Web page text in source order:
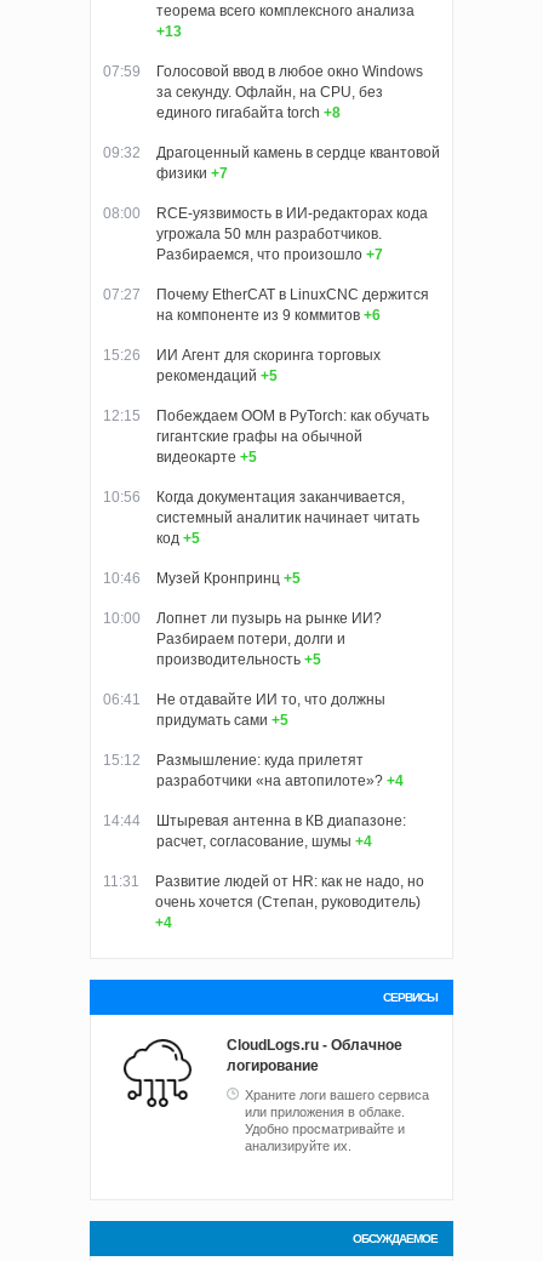
теорема всего комплексного анализа
+13
07:59
Голосовой ввод в любое окно Windows
за секунду. Офлайн, на CPU, без
единого гигабайта torch +8
09:32
Драгоценный камень в сердце квантовой
физики +7
08:00
RCE-уязвимость в ИИ-редакторах кода
угрожала 50 млн разработчиков.
Разбираемся, что произошло +7
07:27
Почему EtherCAT в LinuxCNC держится
на компоненте из 9 коммитов +6
15:26
ИИ Агент для скоринга торговых
рекомендаций +5
12:15
Побеждаем OOM в PyTorch: как обучать
гигантские графы на обычной
видеокарте +5
10:56
Когда документация заканчивается,
системный аналитик начинает читать
код +5
10:46 Музей Кронпринц +5
10:00
Лопнет ли пузырь на рынке ИИ?
Разбираем потери, долги и
производительность +5
06:41
Не отдавайте ИИ то, что должны
придумать сами +5
15:12
Размышление: куда прилетят
разработчики «на автопилоте»? +4
14:44
Штыревая антенна в КВ диапазоне:
расчет, согласование, шумы +4
11:31
Развитие людей от HR: как не надо, но
очень хочется (Степан, руководитель)
+4
СЕРВИСЫ
CloudLogs.ru - Облачное
логирование
Храните логи вашего сервиса
или приложения в облаке.
Удобно просматривайте и
анализируйте их.
ОБСУЖДАЕМОЕ